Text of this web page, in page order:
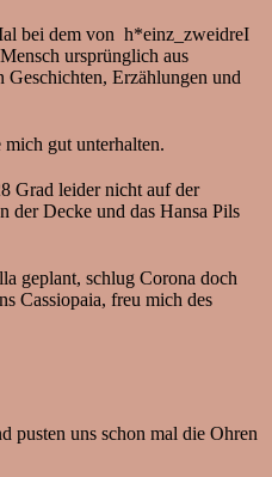
bei dem von h*einz_zweidreI
ursprünglich aus
Geschichten, Erzählungen und
gut unterhalten.
Grad leider nicht auf der
der Decke und das Hansa Pils
geplant, schlug Corona doch
Cassiopaia, freu mich des
pusten uns schon mal die Ohren